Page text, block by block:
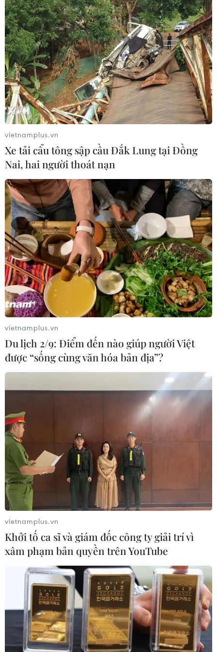
tháng.
vietnamplus.vn
Xe tải cẩu tông sập cầu Đắk Lung tại Đồng
Nai, hai người thoát nạn
vietnamplus.vn
Du lịch 2/9: Điểm đến nào giúp người Việt
được “sống cùng văn hóa bản địa”?
vietnamplus.vn
Khởi tố ca sĩ và giám đốc công ty giải trí vì
xâm phạm bản quyền trên YouTube